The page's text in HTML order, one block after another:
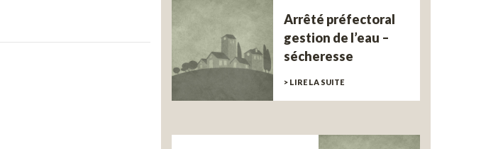
Arrêté préfectoral
gestion de l’eau –
sécheresse
> LIRE LA SUITE